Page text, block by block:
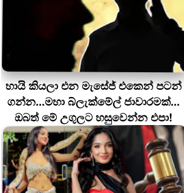
හායි කියලා එන මැසේජ් එකෙන් පටන්
ගන්න...මහා බ්ලැක්මේල් ජාවාරමක්...
ඔබත් මේ උගුලට හසුවෙන්න එපා!